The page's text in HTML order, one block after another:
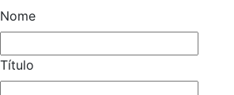
Nome
Título